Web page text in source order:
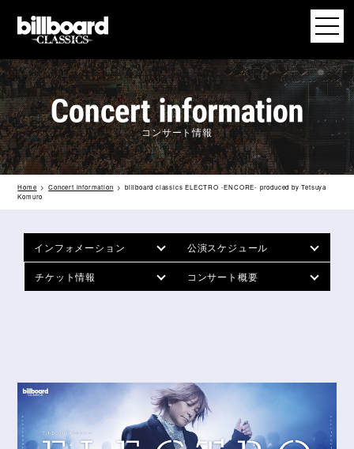
コンサート情報
Home Concert information
billboard classics ELECTRO -ENCORE- produced by Tetsuya
Komuro
インフォメーション 公演スケジュール
チケット情報 コンサート概要